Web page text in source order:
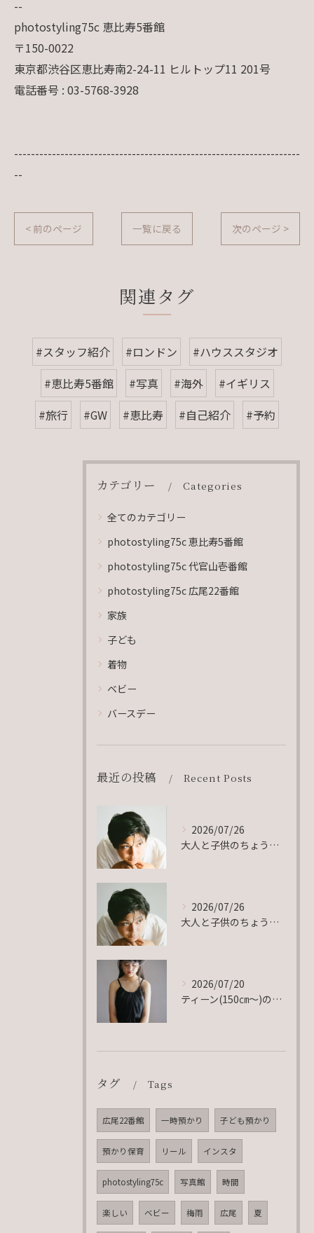
--
photostyling75c 恵比寿5番館
〒150-0022
東京都渋谷区恵比寿南2-24-11 ヒルトップ11 201号
電話番号 : 03-5768-3928
--------------------------------------------------------------------
--
< 前のページ 一覧に戻る 次のページ >
関連タグ
#スタッフ紹介 #ロンドン
#ハウススタジオ
#恵比寿5番館
#写真 #海外
#イギリス
#旅行
#GW #恵比寿 #自己紹介 #予約
カテゴリー Categories
全てのカテゴリー
photostyling75c 恵比寿5番館
photostyling75c 代官山壱番館
photostyling75c 広尾22番館
家族
子ども
着物
ベビー
バースデー
最近の投稿 Recent Posts
2026/07/26
大人と子供のちょうど真ん中。
2026/07/26
大人と子供のちょうど真ん中。
2026/07/20
ティーン(150㎝〜)の衣装、豊富にご用意ございます♡
タグ Tags
広尾22番館 一時預かり 子ども預かり
預かり保育 リール インスタ
photostyling75c 写真館 時間
楽しい ベビー 梅雨 広尾 夏